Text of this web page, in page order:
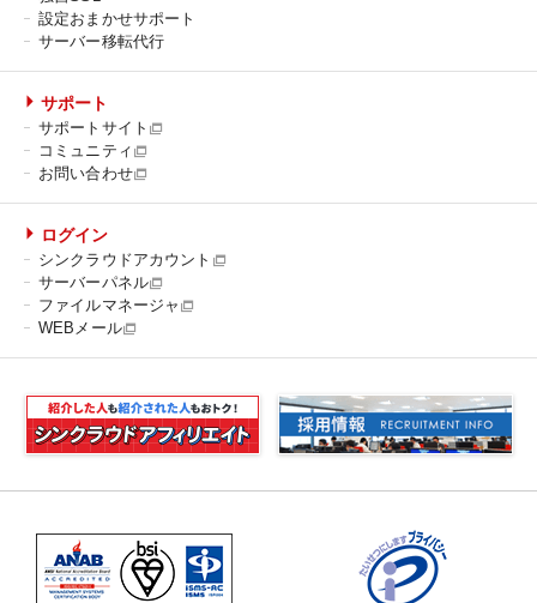
設定おまかせサポート
サーバー移転代行
サポート
サポートサイト
コミュニティ
お問い合わせ
ログイン
シンクラウドアカウント
サーバーパネル
ファイルマネージャ
WEBメール